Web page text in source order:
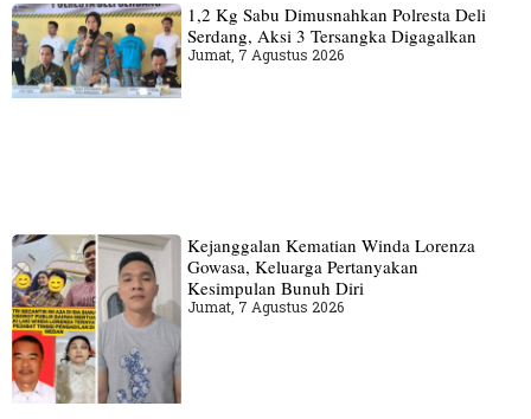
1,2 Kg Sabu Dimusnahkan Polresta Deli
Serdang, Aksi 3 Tersangka Digagalkan
Jumat, 7 Agustus 2026
Kejanggalan Kematian Winda Lorenza
Gowasa, Keluarga Pertanyakan
Kesimpulan Bunuh Diri
Jumat, 7 Agustus 2026